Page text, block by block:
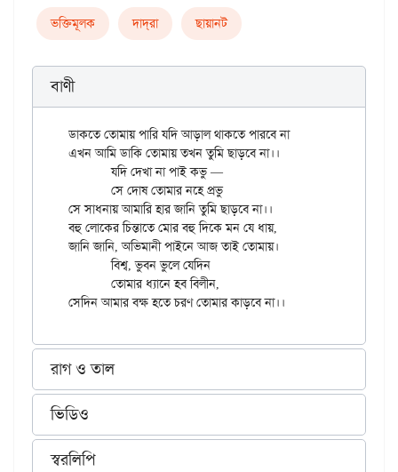
ভক্তিমূলক দাদ্‌রা ছায়ানট
বাণী
ডাকতে তোমায় পারি যদি আড়াল থাকতে পারবে না
এখন আমি ডাকি তোমায় তখন তুমি ছাড়বে না।।
	যদি দেখা না পাই কভু —
সে সাধনায় আমারি হার জানি তুমি ছাড়বে না।।
বহু লোকের চিন্তাতে মোর বহু দিকে মন যে ধায়,
জানি জানি, অভিমানী পাইনে আজ তাই তোমায়।
	বিশ্ব, ভুবন ভুলে যেদিন
রাগ ও তাল
ভিডিও
স্বরলিপি